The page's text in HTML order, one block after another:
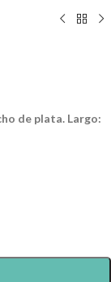
de plata. Largo: